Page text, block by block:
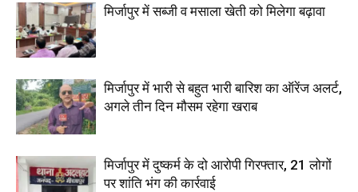
मिर्जापुर में सब्जी व मसाला खेती को मिलेगा बढ़ावा
मिर्जापुर में भारी से बहुत भारी बारिश का ऑरेंज अलर्ट,
अगले तीन दिन मौसम रहेगा खराब
मिर्जापुर में दुष्कर्म के दो आरोपी गिरफ्तार, 21 लोगों
पर शांति भंग की कार्रवाई